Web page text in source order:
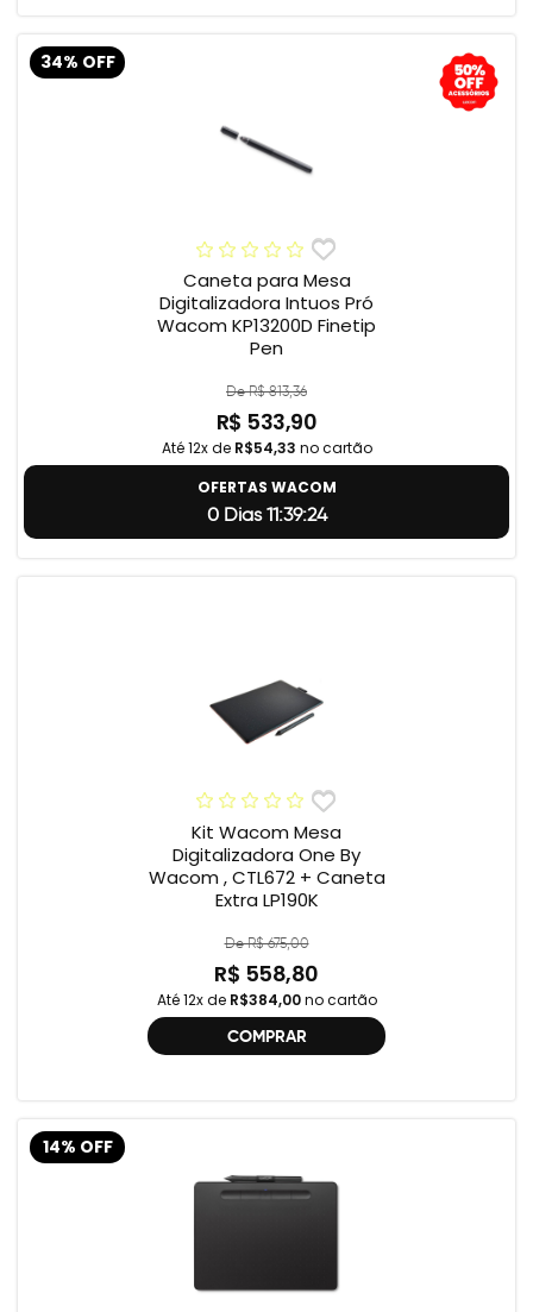
34% OFF
Caneta para Mesa
Digitalizadora Intuos Pró
Wacom KP13200D Finetip
Pen
De R$ 813,36
R$ 533,90
Até 12x de R$54,33 no cartão
OFERTAS WACOM
0 Dias 11:39:23
Kit Wacom Mesa
Digitalizadora One By
Wacom , CTL672 + Caneta
Extra LP190K
De R$ 675,00
R$ 558,80
Até 12x de R$384,00no cartão
COMPRAR
14% OFF